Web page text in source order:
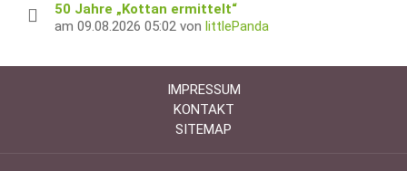
50 Jahre „Kottan ermittelt“
am 09.08.2026 05:02 von littlePanda
IMPRESSUM
KONTAKT
SITEMAP